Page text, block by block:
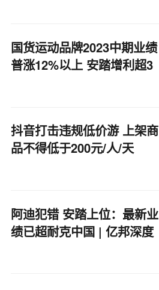
国货运动品牌2023中期业绩
普涨12%以上 安踏增利超3
抖音打击违规低价游 上架商
品不得低于200元/人/天
阿迪犯错 安踏上位：最新业
绩已超耐克中国 | 亿邦深度